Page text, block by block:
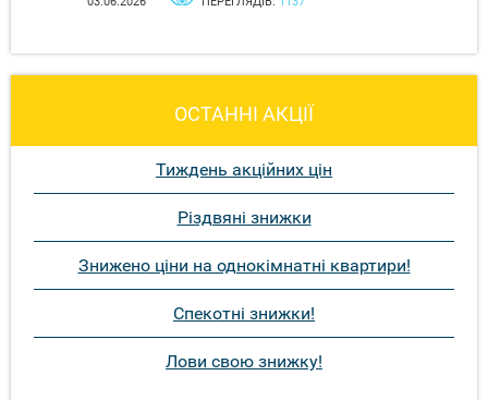
ОСТАННІ АКЦІЇ
Тиждень акційних цін
Різдвяні знижки
Знижено ціни на однокімнатні квартири!
Спекотні знижки!
Лови свою знижку!